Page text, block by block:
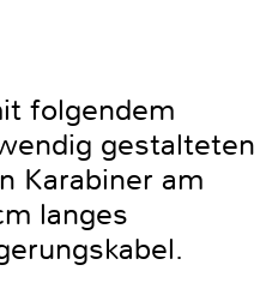
folgendem
gestalteten
Karabiner am
langes